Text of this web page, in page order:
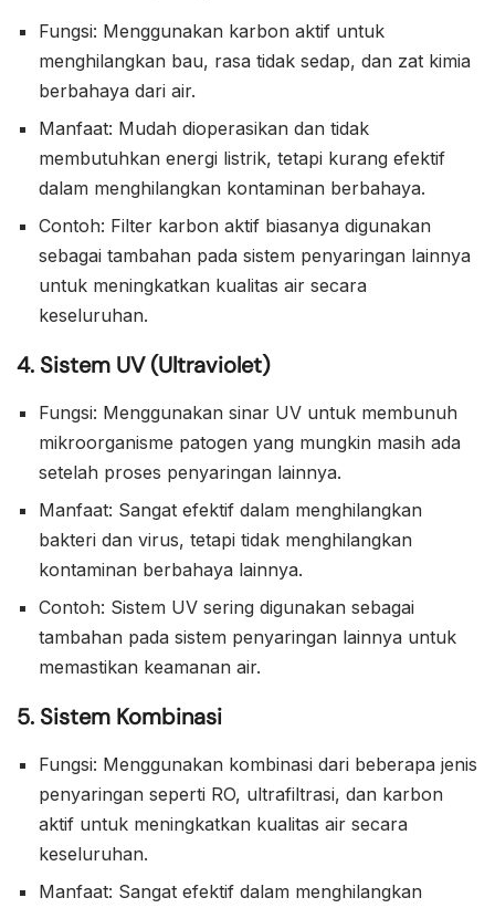
Fungsi: Menggunakan karbon aktif untuk
menghilangkan bau, rasa tidak sedap, dan zat kimia
berbahaya dari air.
Manfaat: Mudah dioperasikan dan tidak
membutuhkan energi listrik, tetapi kurang efektif
dalam menghilangkan kontaminan berbahaya.
Contoh: Filter karbon aktif biasanya digunakan
sebagai tambahan pada sistem penyaringan lainnya
untuk meningkatkan kualitas air secara
keseluruhan.
4. Sistem UV (Ultraviolet)
Fungsi: Menggunakan sinar UV untuk membunuh
mikroorganisme patogen yang mungkin masih ada
setelah proses penyaringan lainnya.
Manfaat: Sangat efektif dalam menghilangkan
bakteri dan virus, tetapi tidak menghilangkan
kontaminan berbahaya lainnya.
Contoh: Sistem UV sering digunakan sebagai
tambahan pada sistem penyaringan lainnya untuk
memastikan keamanan air.
5. Sistem Kombinasi
Fungsi: Menggunakan kombinasi dari beberapa jenis
penyaringan seperti RO, ultrafiltrasi, dan karbon
aktif untuk meningkatkan kualitas air secara
keseluruhan.
Manfaat: Sangat efektif dalam menghilangkan